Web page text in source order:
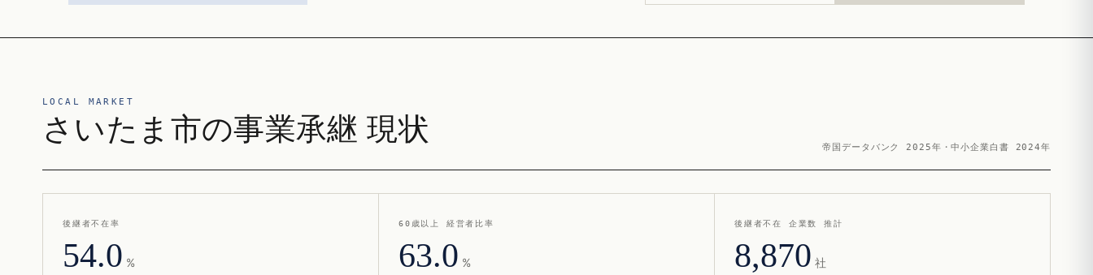
LOCAL MARKET
さいたま市の事業承継 現状
帝国データバンク 2025年・中小企業白書 2024年
後継者不在率
54.0 %
60歳以上 経営者比率
63.0 %
後継者不在 企業数 推計
8,870 社